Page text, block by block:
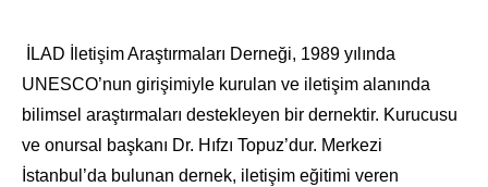
İLAD İletişim Araştırmaları Derneği, 1989 yılında
UNESCO’nun girişimiyle kurulan ve iletişim alanında
bilimsel araştırmaları destekleyen bir dernektir. Kurucusu
ve onursal başkanı Dr. Hıfzı Topuz’dur. Merkezi
İstanbul’da bulunan dernek, iletişim eğitimi veren